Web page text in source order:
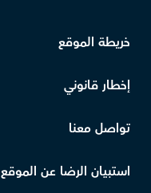
خريطة الموقع
إخطار قانوني
تواصل معنا
استبيان الرضا عن الموقع